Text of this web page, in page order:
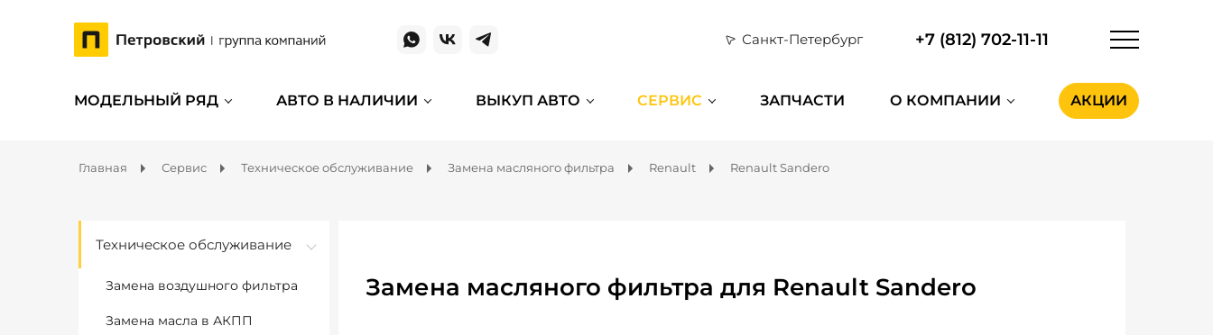
Санкт-Петербург +7 (812) 702-11-11
МОДЕЛЬНЫЙ РЯД АВТО В НАЛИЧИИ ВЫКУП АВТО СЕРВИС ЗАПЧАСТИ О КОМПАНИИ АКЦИИ
Главная Сервис Техническое обслуживание Замена масляного фильтра Renault Renault Sandero
Техническое обслуживание
Замена воздушного фильтра
Замена масла в АКПП
Замена масляного фильтра для Renault Sandero